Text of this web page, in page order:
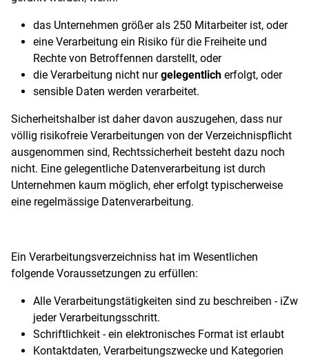
das Unternehmen größer als 250 Mitarbeiter ist, oder
eine Verarbeitung ein Risiko für die Freiheite und
Rechte von Betroffennen darstellt, oder
die Verarbeitung nicht nurgelegentlich erfolgt, oder
sensible Daten werden verarbeitet.
Sicherheitshalber ist daher davon auszugehen, dass nur
völlig risikofreie Verarbeitungen von der Verzeichnispflicht
ausgenommen sind, Rechtssicherheit besteht dazu noch
nicht. Eine gelegentliche Datenverarbeitung ist durch
Unternehmen kaum möglich, eher erfolgt typischerweise
eine regelmässige Datenverarbeitung.
Ein Verarbeitungsverzeichniss hat im Wesentlichen
folgende Voraussetzungen zu erfüllen:
Alle Verarbeitungstätigkeiten sind zu beschreiben - iZw
jeder Verarbeitungsschritt.
Schriftlichkeit - ein elektronisches Format ist erlaubt
Kontaktdaten, Verarbeitungszwecke und Kategorien